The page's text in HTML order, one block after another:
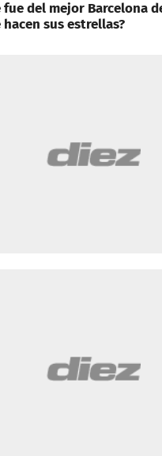
fue del mejor Barcelona
hacen sus estrellas?